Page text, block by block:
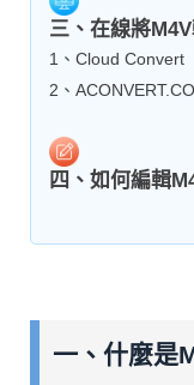
三、在線將
1、Cloud Convert
2、
四、如何編輯
一、什麼是